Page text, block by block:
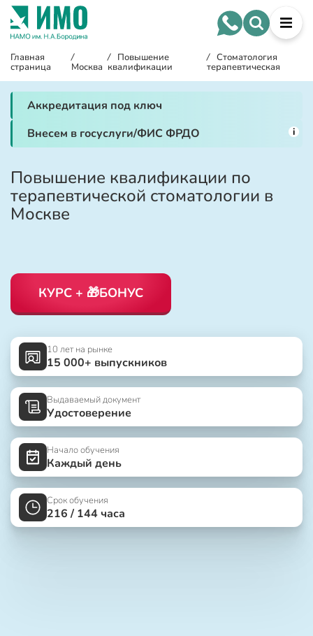
Главная
страница
/
Москва
/ Повышение
квалификации
/ Стоматология
терапевтическая
Аккредитация под ключ
Внесем в госуслуги/ФИС ФРДО
i
Повышение квалификации по
терапевтической стоматологии в
Москве
КУРС + 🎁БОНУС
10 лет на рынке
15 000+ выпускников
Выдаваемый документ
Удостоверение
Начало обучения
Каждый день
Срок обучения
216 / 144 часа